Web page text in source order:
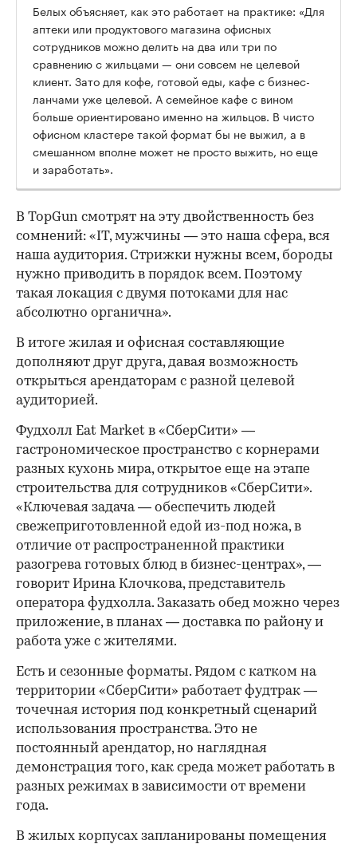
Белых объясняет, как это работает на практике: «Для
аптеки или продуктового магазина офисных
сотрудников можно делить на два или три по
сравнению с жильцами — они совсем не целевой
клиент. Зато для кофе, готовой еды, кафе с бизнес-
ланчами уже целевой. А семейное кафе с вином
больше ориентировано именно на жильцов. В чисто
офисном кластере такой формат бы не выжил, а в
смешанном вполне может не просто выжить, но еще
и заработать».
В TopGun смотрят на эту двойственность без
сомнений: «IT, мужчины — это наша сфера, вся
наша аудитория. Стрижки нужны всем, бороды
нужно приводить в порядок всем. Поэтому
такая локация с двумя потоками для нас
абсолютно органична».
В итоге жилая и офисная составляющие
дополняют друг друга, давая возможность
открыться арендаторам с разной целевой
аудиторией.
Фудхолл Eat Market в «СберСити» —
гастрономическое пространство с корнерами
разных кухонь мира, открытое еще на этапе
строительства для сотрудников «СберСити».
«Ключевая задача — обеспечить людей
свежеприготовленной едой из-под ножа, в
отличие от распространенной практики
разогрева готовых блюд в бизнес-центрах», —
говорит Ирина Клочкова, представитель
оператора фудхолла. Заказать обед можно через
приложение, в планах — доставка по району и
работа уже с жителями.
Есть и сезонные форматы. Рядом с катком на
территории «СберСити» работает фудтрак —
точечная история под конкретный сценарий
использования пространства. Это не
постоянный арендатор, но наглядная
демонстрация того, как среда может работать в
разных режимах в зависимости от времени
года.
В жилых корпусах запланированы помещения